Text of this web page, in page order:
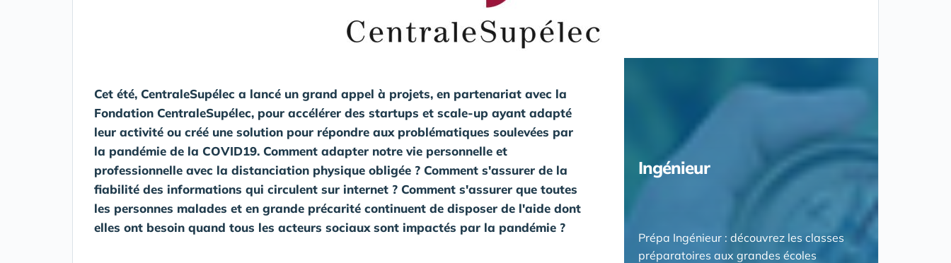
Cet été, CentraleSupélec a lancé un grand appel à projets, en partenariat avec la
Fondation CentraleSupélec, pour accélérer des startups et scale-up ayant adapté
leur activité ou créé une solution pour répondre aux problématiques soulevées par
la pandémie de la COVID19. Comment adapter notre vie personnelle et
professionnelle avec la distanciation physique obligée ? Comment s'assurer de la
fiabilité des informations qui circulent sur internet ? Comment s'assurer que toutes
les personnes malades et en grande précarité continuent de disposer de l'aide dont
elles ont besoin quand tous les acteurs sociaux sont impactés par la pandémie ?
Ingénieur
Prépa Ingénieur : découvrez les classes
préparatoires aux grandes écoles